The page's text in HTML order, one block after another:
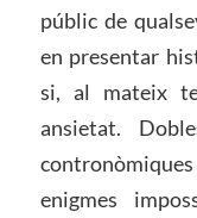
públic de
en presentar
si, al mateix
ansietat.
contronòmiques
enigmes